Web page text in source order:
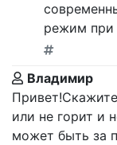
режим при
Владимир
или не горит и
может быть за